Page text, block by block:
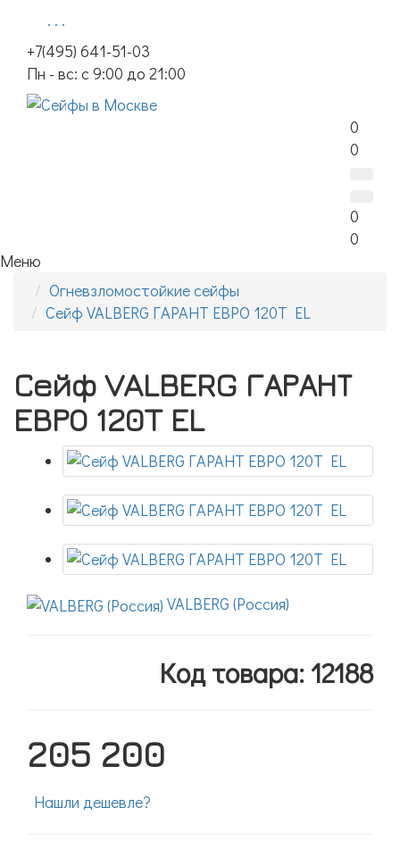
. . .
+7(495) 641-51-03
Пн - вс: с 9:00 до 21:00
0
0
0
0
Меню
Огневзломостойкие сейфы
Сейф VALBERG ГАРАНТ ЕВРО 120T EL
Сейф VALBERG ГАРАНТ
ЕВРО 120T EL
VALBERG (Россия)
Код товара: 12188
205 200
Нашли дешевле?